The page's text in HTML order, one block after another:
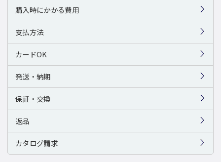
購入時にかかる費用
支払方法
カードOK
発送・納期
保証・交換
返品
カタログ請求